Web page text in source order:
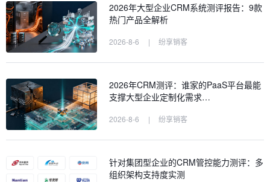
2026年大型企业CRM系统测评报告：9款
热门产品全解析
2026-8-6 | 纷享销客
2026年CRM测评：谁家的PaaS平台最能
支撑大型企业定制化需求…
2026-8-6 | 纷享销客
针对集团型企业的CRM管控能力测评：多
组织架构支持度实测